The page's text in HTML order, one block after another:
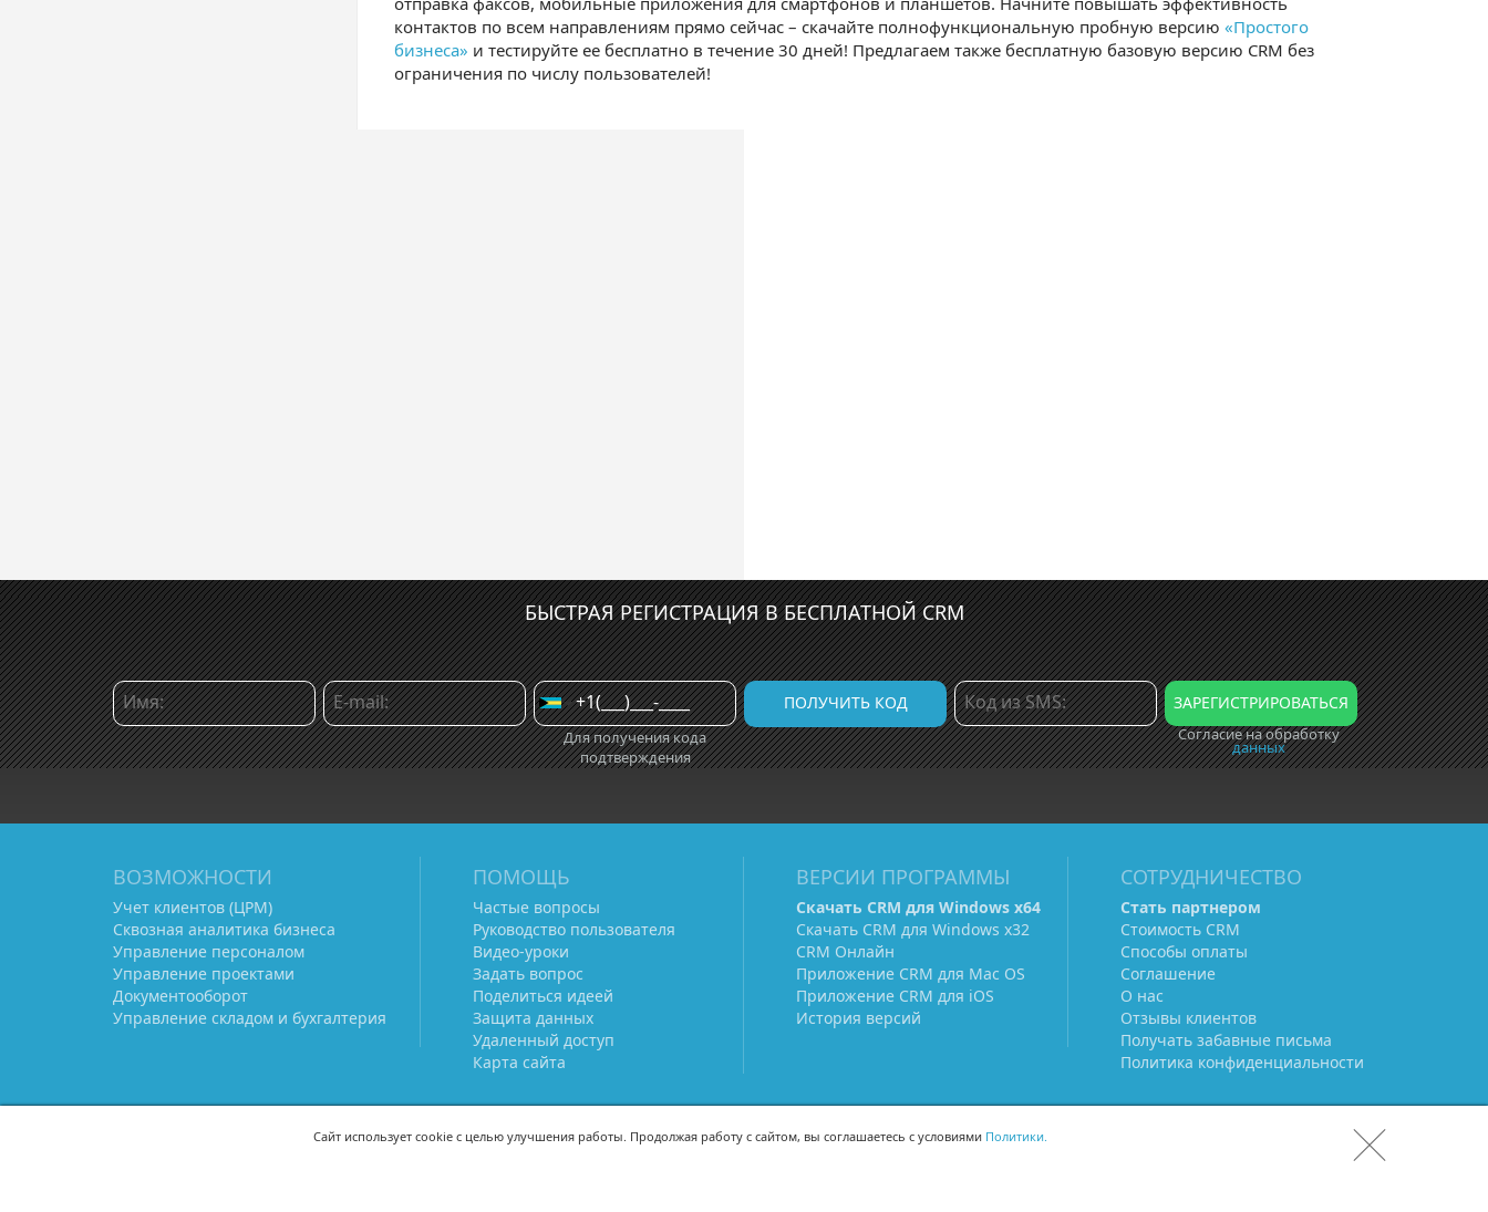
контактов по всем направлениям прямо сейчас – скачайте полнофункциональную пробную версию «Простого
бизнеса» и тестируйте ее бесплатно в течение 30 дней! Предлагаем также бесплатную базовую версию CRM без
ограничения по числу пользователей!
БЫСТРАЯ РЕГИСТРАЦИЯ В БЕСПЛАТНОЙ CRM
Для получения кода
подтверждения
Согласие на обработку
данных
ВОЗМОЖНОСТИ
Учет клиентов (ЦРМ)
Сквозная аналитика бизнеса
Управление персоналом
Управление проектами
Документооборот
Управление складом и бухгалтерия
ПОМОЩЬ
Частые вопросы
Руководство пользователя
Видео-уроки
Задать вопрос
Поделиться идеей
Защита данных
Удаленный доступ
Карта сайта
ВЕРСИИ ПРОГРАММЫ
Скачать CRM для Windows х64
Скачать CRM для Windows х32
CRM Онлайн
Приложение CRM для Mac OS
Приложение CRM для iOS
История версий
СОТРУДНИЧЕСТВО
Стать партнером
Стоимость CRM
Способы оплаты
Соглашение
О нас
Отзывы клиентов
Получать забавные письма
Политика конфиденциальности
Сайт использует cookie с целью улучшения работы. Продолжая работу с сайтом, вы соглашаетесь с условиями Политики.